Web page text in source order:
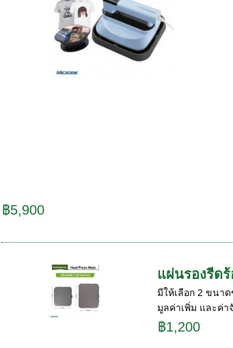
฿5,900
แผ่นรองรีด
มีให้เลือก 2 ขนา
มูลค่าเพิ่ม และค่า
฿1,200